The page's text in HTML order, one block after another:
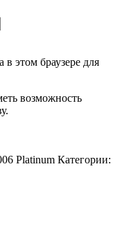
этом браузере для
возможность
Platinum Категории: